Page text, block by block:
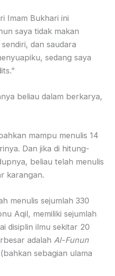
Imam Bukhari ini
saya tidak makan
dan saudara
sedang saya
beliau dalam berkarya,
mampu menulis 14
Dan jika di hitung-
beliau telah menulis
karangan.
menulis sejumlah 330
Aqil, memiliki sejumlah
disiplin ilmu sekitar 20
adalah Al-Funun
sebagian ulama